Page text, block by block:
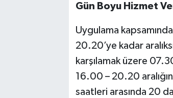
Gün Boyu Hizmet
Uygulama
20.20’ye kadar
karşılamak üzere
16.00 – 20.20
saatleri arasında 20